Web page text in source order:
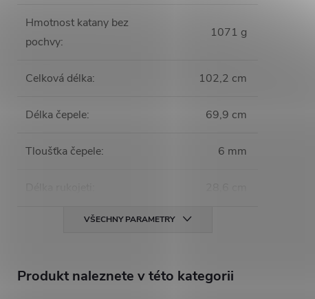
Hmotnost katany bez
pochvy:
1071 g
Celková délka: 102,2 cm
Délka čepele: 69,9 cm
Tloušťka čepele: 6 mm
VŠECHNY PARAMETRY
Produkt naleznete v této kategorii